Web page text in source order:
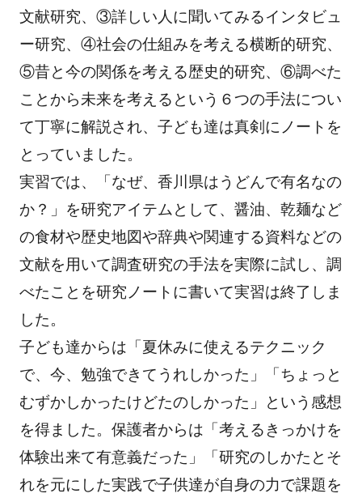
文献研究、③詳しい人に聞いてみるインタビュ
ー研究、④社会の仕組みを考える横断的研究、
⑤昔と今の関係を考える歴史的研究、⑥調べた
ことから未来を考えるという６つの手法につい
て丁寧に解説され、子ども達は真剣にノートを
とっていました。
実習では、「なぜ、香川県はうどんで有名なの
か？」を研究アイテムとして、醤油、乾麺など
の食材や歴史地図や辞典や関連する資料などの
文献を用いて調査研究の手法を実際に試し、調
べたことを研究ノートに書いて実習は終了しま
した。
子ども達からは「夏休みに使えるテクニック
で、今、勉強できてうれしかった」「ちょっと
むずかしかったけどたのしかった」という感想
を得ました。保護者からは「考えるきっかけを
体験出来て有意義だった」「研究のしかたとそ
れを元にした実践で子供達が自身の力で課題を